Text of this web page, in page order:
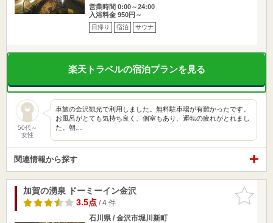
営業時間 0:00～24:00
入浴料金 950円～
日帰り 宿泊 サウナ
楽天トラベルの宿泊プランを見る
50代～
女性
車旅の金沢観光で利用しました。無料駐車場が有難かったです。
お風呂がとても気持ち良く、個室もあり、運転の疲れがとれまし
た。朝…
関連情報から探す
お気に入
りに追加
加賀の湧泉 ドーミーイン金沢
3.5点/ 4 件
石川県 / 金沢市堀川新町